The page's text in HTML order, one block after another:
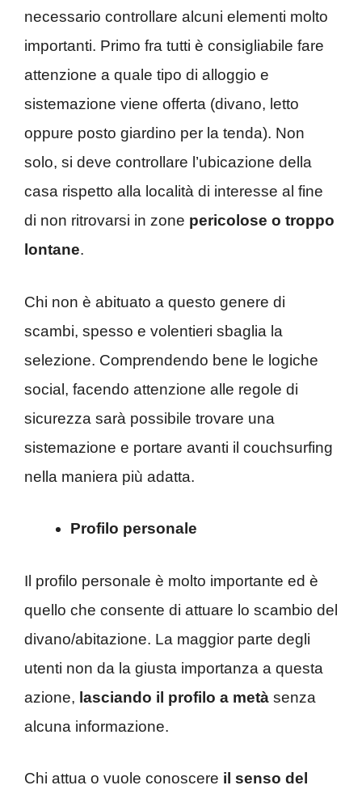
necessario controllare alcuni elementi molto
importanti. Primo fra tutti è consigliabile fare
attenzione a quale tipo di alloggio e
sistemazione viene offerta (divano, letto
oppure posto giardino per la tenda). Non
solo, si deve controllare l’ubicazione della
casa rispetto alla località di interesse al fine
di non ritrovarsi in zone pericolose o troppo
lontane.
Chi non è abituato a questo genere di
scambi, spesso e volentieri sbaglia la
selezione. Comprendendo bene le logiche
social, facendo attenzione alle regole di
sicurezza sarà possibile trovare una
sistemazione e portare avanti il couchsurfing
nella maniera più adatta.
Profilo personale
Il profilo personale è molto importante ed è
quello che consente di attuare lo scambio del
divano/abitazione. La maggior parte degli
utenti non da la giusta importanza a questa
azione, lasciando il profilo a metà senza
alcuna informazione.
Chi attua o vuole conoscere il senso del